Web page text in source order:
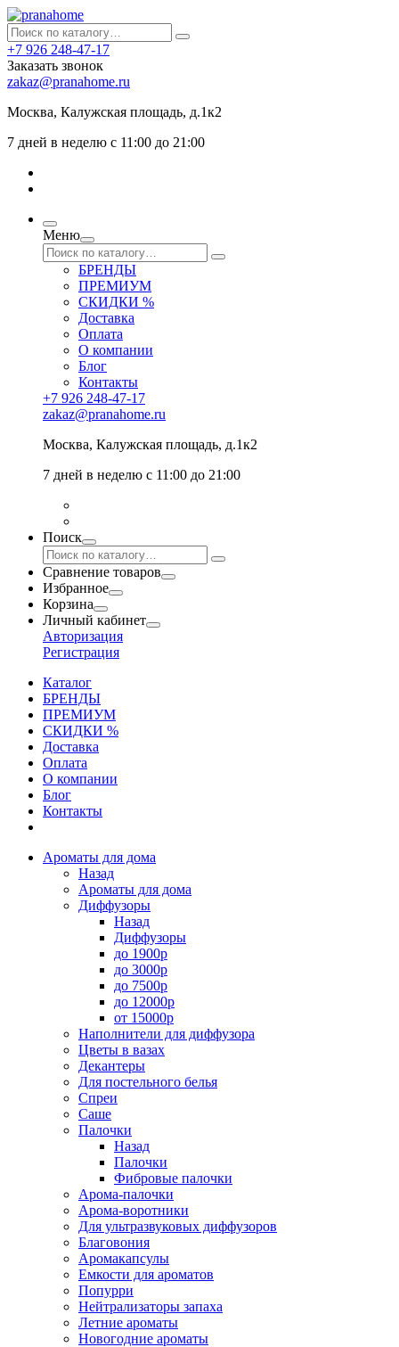
+7 926 248-47-17
Заказать звонок
zakaz@pranahome.ru
Москва, Калужская площадь, д.1к2
7 дней в неделю с 11:00 до 21:00
Меню
БРЕНДЫ
ПРЕМИУМ
СКИДКИ %
Доставка
Оплата
О компании
Блог
Контакты
+7 926 248-47-17
zakaz@pranahome.ru
Москва, Калужская площадь, д.1к2
7 дней в неделю с 11:00 до 21:00
Поиск
Сравнение товаров
Избранное
Корзина
Личный кабинет
Авторизация
Регистрация
Каталог
БРЕНДЫ
ПРЕМИУМ
СКИДКИ %
Доставка
Оплата
О компании
Блог
Контакты
Ароматы для дома
Назад
Ароматы для дома
Диффузоры
Назад
Диффузоры
до 1900р
до 3000р
до 7500р
до 12000р
от 15000р
Наполнители для диффузора
Цветы в вазах
Декантеры
Для постельного белья
Спреи
Саше
Палочки
Назад
Палочки
Фибровые палочки
Арома-палочки
Арома-воротники
Для ультразвуковых диффузоров
Благовония
Аромакапсулы
Емкости для ароматов
Попурри
Нейтрализаторы запаха
Летние ароматы
Новогодние ароматы